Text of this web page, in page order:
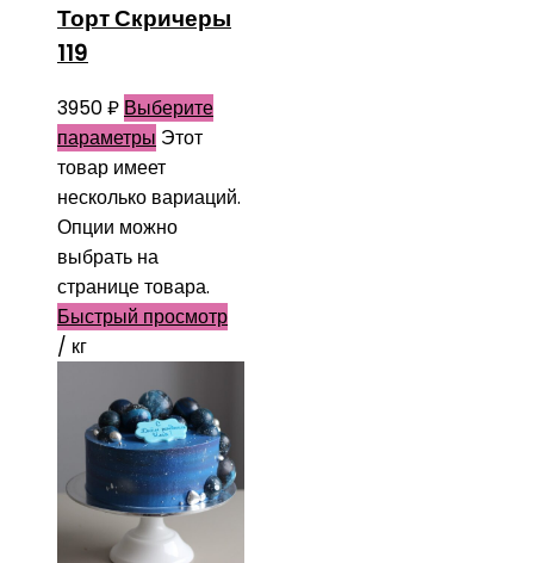
Торт Скричеры
119
3950₽ Выберите
параметры Этот
товар имеет
несколько вариаций.
Опции можно
выбрать на
странице товара.
Быстрый просмотр
/ кг